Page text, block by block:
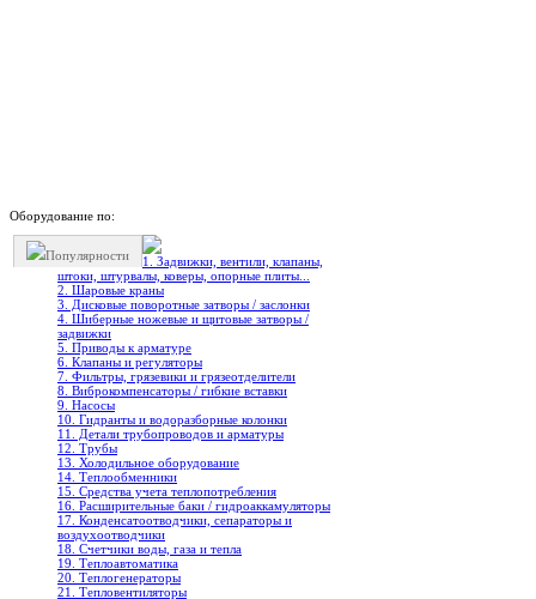
Оборудование по:
Популярности
1. Задвижки, вентили, клапаны,
штоки, штурвалы, коверы, опорные плиты...
2. Шаровые краны
3. Дисковые поворотные затворы / заслонки
4. Шиберные ножевые и щитовые затворы /
задвижки
5. Приводы к арматуре
6. Клапаны и регуляторы
7. Фильтры, грязевики и грязеотделители
8. Виброкомпенсаторы / гибкие вставки
9. Насосы
10. Гидранты и водоразборные колонки
11. Детали трубопроводов и арматуры
12. Трубы
13. Холодильное oборудование
14. Теплообменники
15. Средства учета теплопотребления
16. Расширительные баки / гидроаккамуляторы
17. Конденсатоотводчики, сепараторы и
воздухоотводчики
18. Счетчики воды, газа и тепла
19. Теплоавтоматика
20. Теплогенераторы
21. Тепловентиляторы